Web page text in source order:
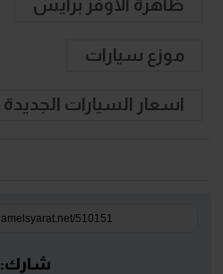
ظاهرة الأوفر برايس
موزع سيارات
اسعار السيارات الجديدة
شارك: